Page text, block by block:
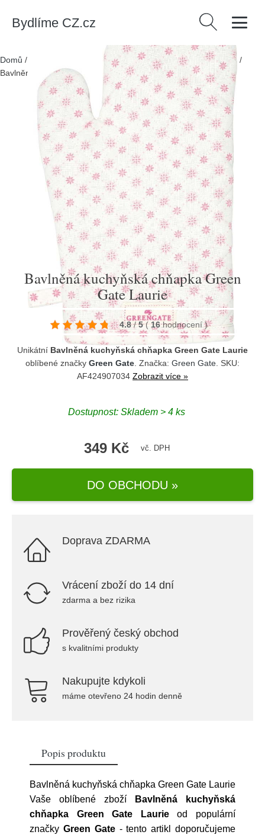
Bydlíme CZ.cz Vyhledávání
Domů / Kuchyňský textil/Kuchyňské chňapky /
Bavlněná kuchyňská chňapka Green Gate Laurie
Bavlněná kuchyňská chňapka Green
Gate Laurie
4.8 / 5 ( 16 hodnocení)
Unikátní Bavlněná kuchyňská chňapka Green Gate Laurie
oblíbené značky Green Gate . Značka: Green Gate . SKU:
AF424907034 Zobrazit více »
Dostupnost: Skladem > 4 ks
349 Kč vč. DPH
DO OBCHODU »
Doprava ZDARMA
Vrácení zboží do 14 dní
zdarma a bez rizika
Prověřený český obchod
s kvalitními produkty
Nakupujte kdykoli
máme otevřeno 24 hodin denně
Popis produktu
Bavlněná kuchyňská chňapka Green Gate Laurie
Vaše oblíbené zboží
Bavlněná kuchyňská
chňapka Green Gate Laurieod populární
značky Green Gate- tento artikl doporučujeme